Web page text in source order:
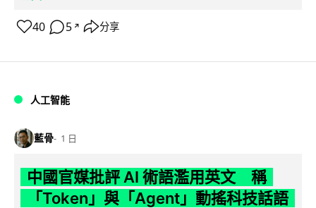
40 5 ↗ 分享
人工智能
藍骨 1 日
中國官媒批評 AI 術語濫用英文 稱
「Token」與「Agent」動搖科技話語